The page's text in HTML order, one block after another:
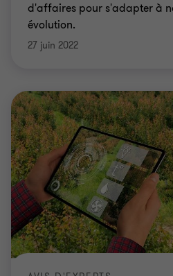
d'affaires pour s'adapter à
évolution.
27 juin 2022